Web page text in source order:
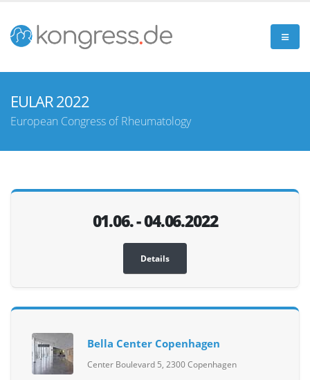
EULAR 2022
European Congress of Rheumatology
01.06. - 04.06.2022
Details
Bella Center Copenhagen
Center Boulevard 5, 2300 Copenhagen